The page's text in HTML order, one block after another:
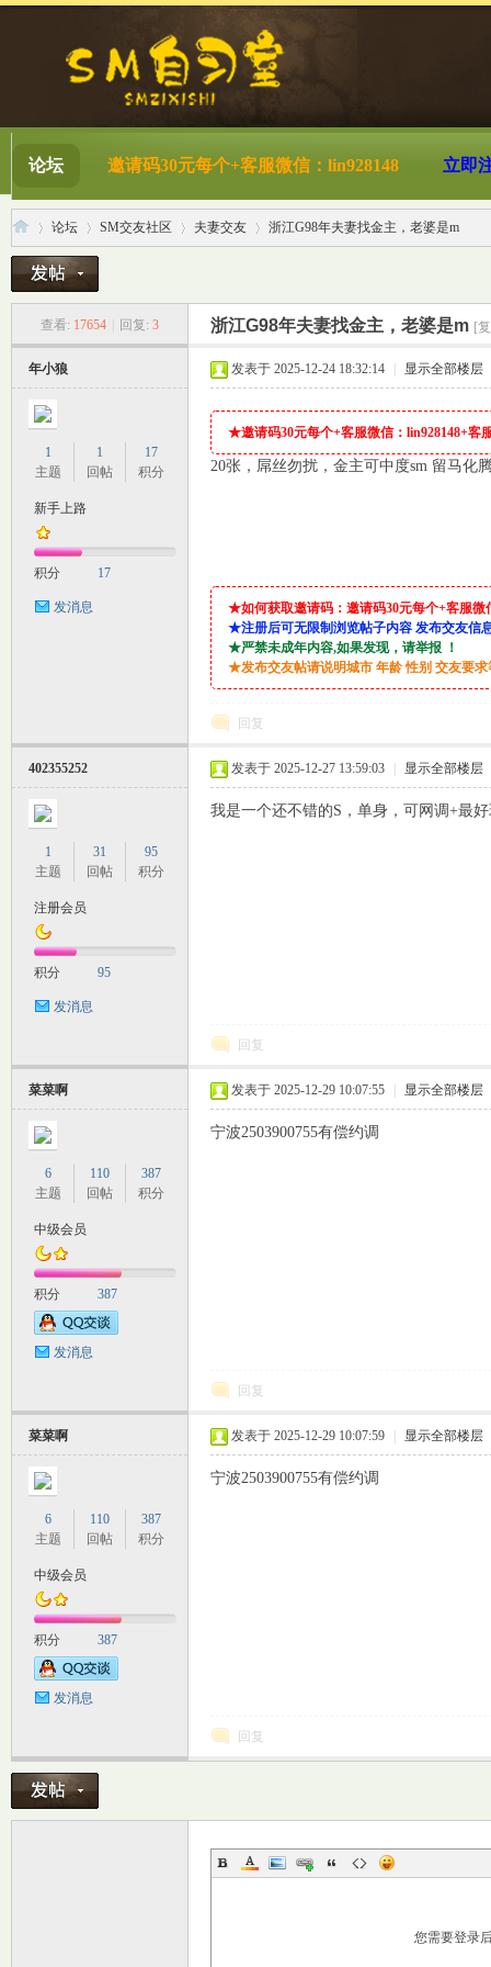
论坛 邀请码30元每个+客服微信：lin928148 立即
社
论坛
›
SM交友社区 夫妻交友
›
浙江G98年夫妻找金主，老婆是m
查看: 17654 回复: 3 浙江G98年夫妻找金主，老婆是m [
年小狼
1
主题
1
回帖
17
积分
新手上路
积分 17
发消息
发表于 2025-12-24 18:32:14 显示全部楼层
★邀请码30元每个+客服微信：lin928148+客
20张，屌丝勿扰，金主可中度sm 留马化
★如何获取邀请码：邀请码30元每个+客服微
★注册后可无限制浏览帖子内容 发布交友信
★严禁未成年内容,如果发现，请举报 ！
★发布交友帖请说明城市 年龄 性别 交友要求
回复
402355252
1
主题
31
回帖
95
积分
注册会员
积分 95
发消息
发表于 2025-12-27 13:59:03 显示全部楼层
我是一个还不错的S，单身，可网调+最
回复
菜菜啊
6
主题
110
回帖
387
积分
中级会员
积分 387
发消息
发表于 2025-12-29 10:07:55 显示全部楼层
宁波2503900755有偿约调
回复
菜菜啊
6
主题
110
回帖
387
积分
中级会员
积分 387
发消息
发表于 2025-12-29 10:07:59 显示全部楼层
宁波2503900755有偿约调
回复
您需要登录